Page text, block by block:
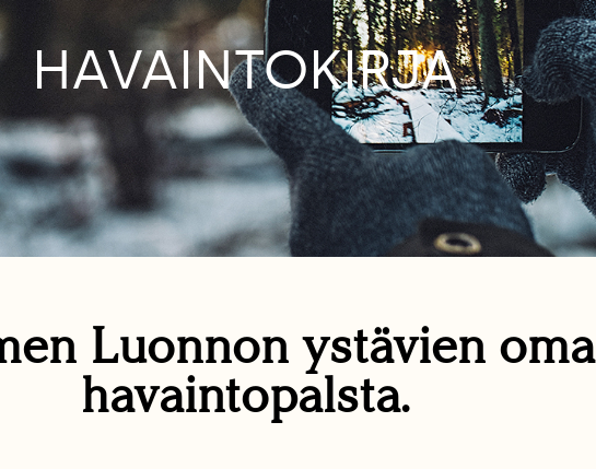
HAVAINTOKIRJA
Luonnon ystävien oma
havaintopalsta.